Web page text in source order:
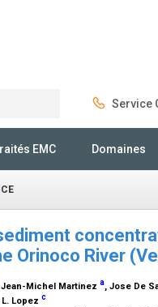
Service
EMC Domaines
Orinoco River
Jean-Michel Martinez a, Jose De
Lopez c